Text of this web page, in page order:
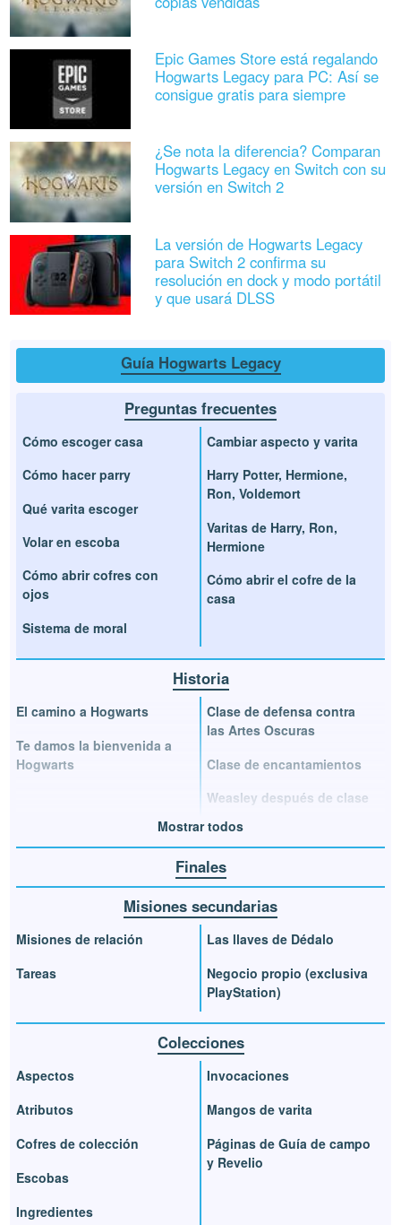
Epic Games Store está regalando
Hogwarts Legacy para PC: Así se
consigue gratis para siempre
¿Se nota la diferencia? Comparan
Hogwarts Legacy en Switch con su
versión en Switch 2
La versión de Hogwarts Legacy
para Switch 2 confirma su
resolución en dock y modo portátil
y que usará DLSS
Guía Hogwarts Legacy
Preguntas frecuentes
Cómo escoger casa
Cómo hacer parry
Qué varita escoger
Volar en escoba
Cómo abrir cofres con
ojos
Sistema de moral
Cambiar aspecto y varita
Harry Potter, Hermione,
Ron, Voldemort
Varitas de Harry, Ron,
Hermione
Cómo abrir el cofre de la
casa
Historia
El camino a Hogwarts
Te damos la bienvenida a
Hogwarts
Clase de defensa contra
las Artes Oscuras
Clase de encantamientos
Weasley después de clase
Mostrar todos
Finales
Misiones secundarias
Misiones de relación
Tareas
Las llaves de Dédalo
Negocio propio (exclusiva
PlayStation)
Colecciones
Aspectos
Atributos
Cofres de colección
Escobas
Ingredientes
Invocaciones
Mangos de varita
Páginas de Guía de campo
y Revelio